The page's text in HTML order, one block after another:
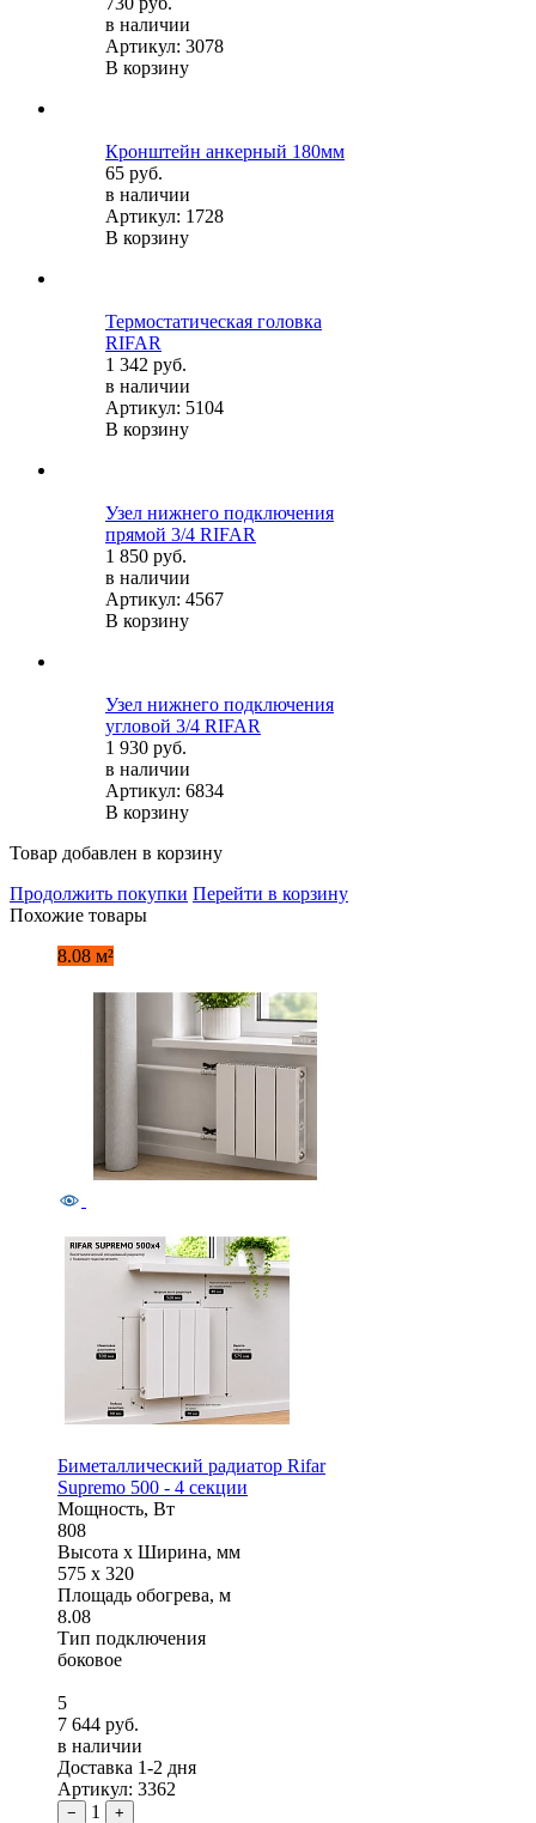
в наличии
Артикул: 3078
В корзину
Кронштейн анкерный 180мм
65 руб.
в наличии
Артикул: 1728
В корзину
Термостатическая головка
RIFAR
1 342 руб.
в наличии
Артикул: 5104
В корзину
Узел нижнего подключения
прямой 3/4 RIFAR
1 850 руб.
в наличии
Артикул: 4567
В корзину
Узел нижнего подключения
угловой 3/4 RIFAR
1 930 руб.
в наличии
Артикул: 6834
В корзину
Товар добавлен в корзину
Продолжить покупки Перейти в корзину
Похожие товары
8.08 м²
Биметаллический радиатор Rifar
Supremo 500 - 4 секции
Мощность, Вт
808
Высота x Ширина, мм
575 x 320
Площадь обогрева, м
8.08
Тип подключения
боковое
5
7 644 руб.
в наличии
Доставка 1-2 дня
Артикул: 3362
− 1 +